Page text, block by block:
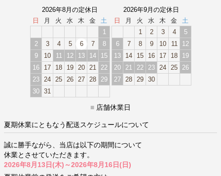
2026年8月の定休日
日
月 火 水 木 金
土
1
2
3 4 5 6 7
8
9
10 11 12 13 14
15
16
17 18 19 20 21
22
23 24 25 26 27 28
29
30 31
2026年9月の定休日
日
月 火 水 木 金
土
1
2 3 4
5
6
7 8 9 10 11
12
13
14 15 16 17 18
19
20
21 22 23 24 25
26
27 28 29 30
■ 店舗休業日
夏期休業にともなう配送スケジュールについて
誠に勝手ながら、当店は以下の期間について
休業とさせていただきます。
2026年8月13日(木)～2026年8月16日(日)